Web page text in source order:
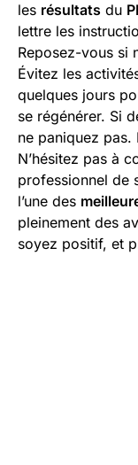
les résultats du
lettre les
Reposez-vous si
Évitez les
quelques jours
se régénérer. Si
ne paniquez pas.
N’hésitez pas à
professionnel de
l’une des
pleinement des
soyez positif, et